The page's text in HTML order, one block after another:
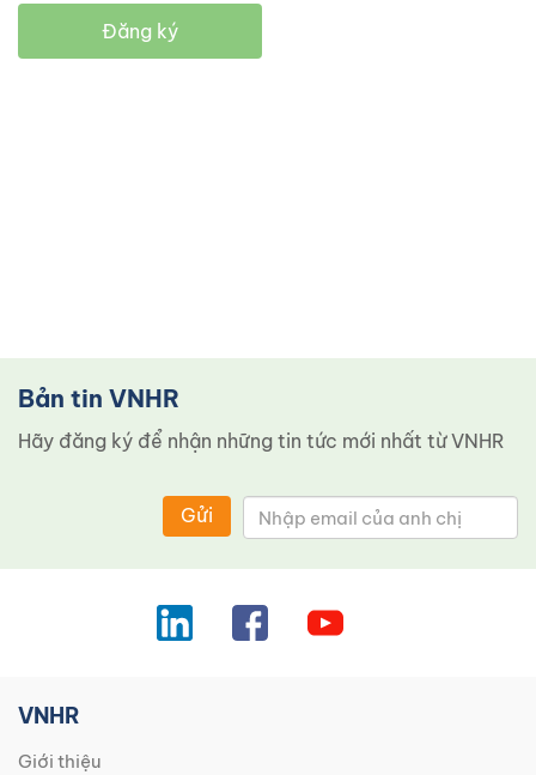
Đăng ký
Bản tin VNHR
Hãy đăng ký để nhận những tin tức mới nhất từ ​​VNHR
Gửi
VNHR
Giới thiệu